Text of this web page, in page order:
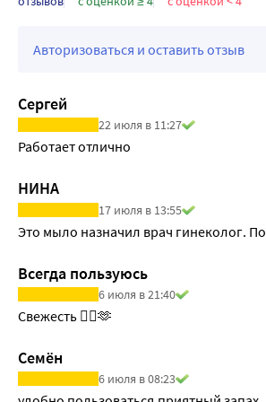
столике. Упаковку можно легко и
Эффективность и
бюджетного учреждения «Научно-
института медицины труда»
ООО«Научно-практического центра по
косметики «КосмоПродТест».
Авторизоваться и оставить отзыв
Сергей
22 июля в 11:27
Работает отлично
НИНА
17 июля в 13:55
Это мыло назначил врач гинеколог.
Всегда пользуюсь
6 июля в 21:40
Свежесть 👌🏾🫶
Семён
6 июля в 08:23